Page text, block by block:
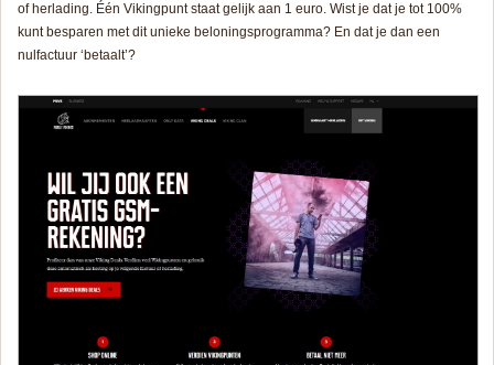
of herlading. Één Vikingpunt staat gelijk aan 1 euro. Wist je dat je tot 100%
kunt besparen met dit unieke beloningsprogramma? En dat je dan een
nulfactuur ‘betaalt’?